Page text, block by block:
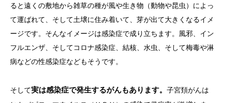
ると遠くの敷地から雑草の種が風や生き物（動物や昆虫）によっ
て運ばれて、そして土壌に住み着いて、芽が出て大きくなるイメ
ージです。そんなイメージは感染症で成り立ちます。風邪、イン
フルエンザ、そしてコロナ感染症、結核、水虫、そして梅毒や淋
病などの性感染症などもそうです。
そして実は感染症で発生するがんもあります。 子宮頚がんは